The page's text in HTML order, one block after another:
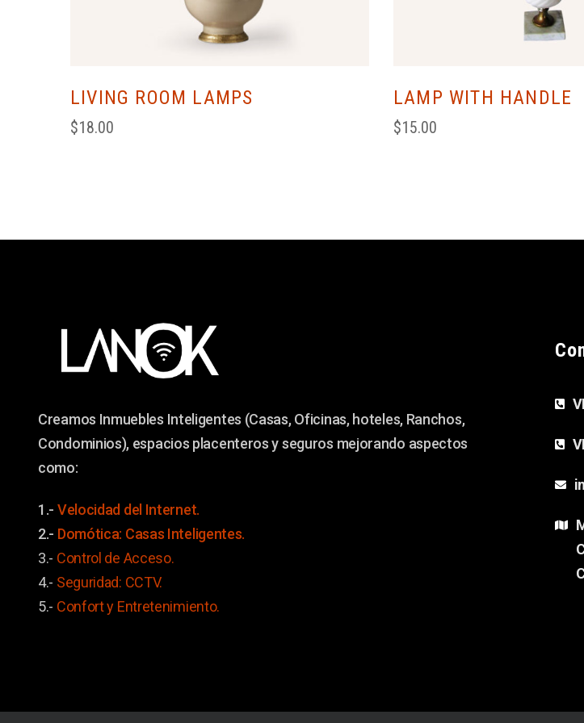
LIVING ROOM LAMPS
$18.00
LAMP WITH HANDLE
$15.00
Creamos Inmuebles Inteligentes (Casas, Oficinas, hoteles, Ranchos,
Condominios), espacios placenteros y seguros mejorando aspectos
como:
1.- Velocidad del Internet.
2.- Domótica: Casas Inteligentes.
3.- Control de Acceso.
4.- Seguridad: CCTV.
5.- Confort y Entretenimiento.